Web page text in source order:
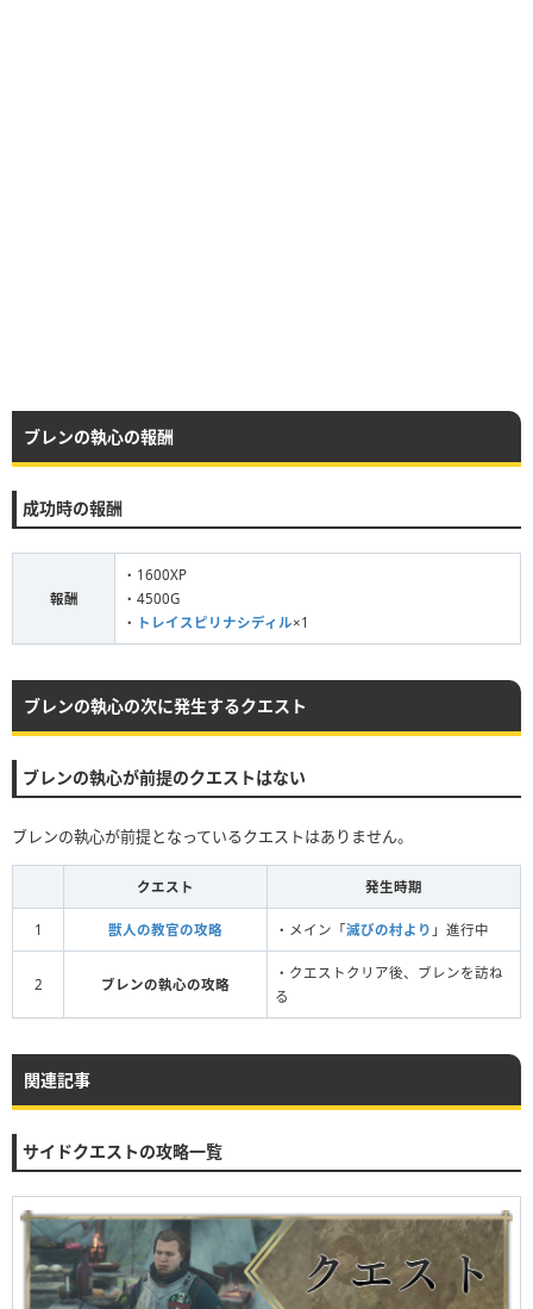
ブレンの執心の報酬
成功時の報酬
報酬
・1600XP
・4500G
・ トレイスピリナシディル×1
ブレンの執心の次に発生するクエスト
ブレンの執心が前提のクエストはない
ブレンの執心が前提となっているクエストはありません。
クエスト 発生時期
1 獣人の教官の攻略 ・メイン「滅びの村より 」進行中
2 ブレンの執心の攻略
・クエストクリア後、ブレンを訪ね
る
関連記事
サイドクエストの攻略一覧